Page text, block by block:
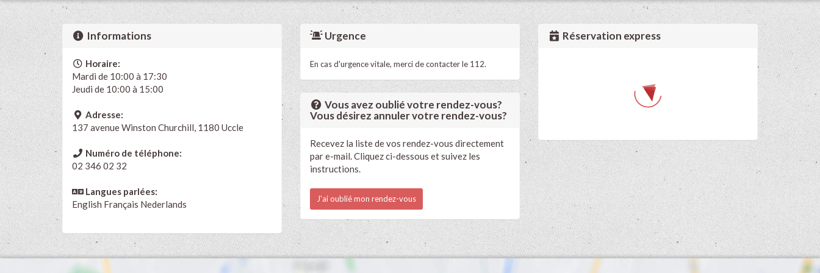
Informations
Horaire:
Mardi de 10:00 à 17:30
Jeudi de 10:00 à 15:00
Adresse:
137 avenue Winston Churchill, 1180 Uccle
Numéro de téléphone:
02 346 02 32
Langues parlées:
English Français Nederlands
Urgence
En cas d'urgence vitale, merci de contacter le 112.
Vous avez oublié votre rendez-vous?
Vous désirez annuler votre rendez-vous?
Recevez la liste de vos rendez-vous directement
par e-mail. Cliquez ci-dessous et suivez les
instructions.
J'ai oublié mon rendez-vous
Réservation express